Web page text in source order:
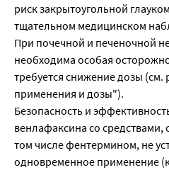
риск закрытоугольной
тщательном медицинском
При почечной и печеночной
необходима особая
требуется снижение дозы (см.
применения и дозы").
Безопасность и
венлафаксина со
том числе фентермином, не
одновременное применение